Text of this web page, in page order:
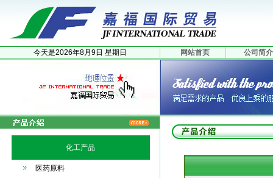
今天是2026年8月 9日 星期日 网站首页 公司简介
化工产品
医药原料